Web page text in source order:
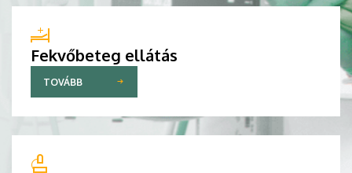
Fekvőbeteg ellátás
TOVÁBB